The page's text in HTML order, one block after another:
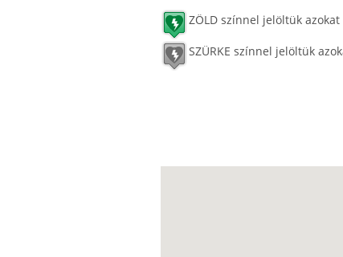
ZÖLD színnel jelöltük
SZÜRKE színnel jelöltük